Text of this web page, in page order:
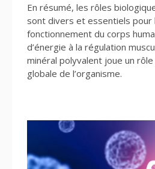
En résumé, les rôles
sont divers et essentiels pour
fonctionnement du corps
d’énergie à la régulation
minéral polyvalent joue un
globale de l’organisme.